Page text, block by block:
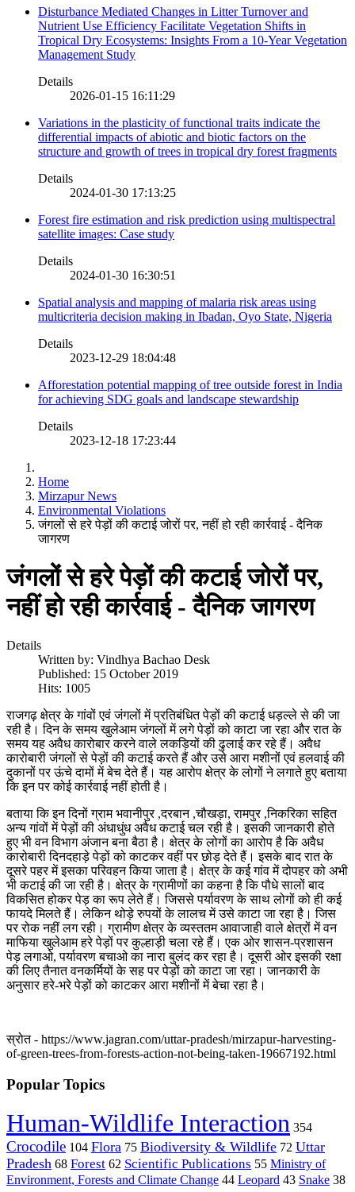
Disturbance Mediated Changes in Litter Turnover and
Nutrient Use Efficiency Facilitate Vegetation Shifts in
Tropical Dry Ecosystems: Insights From a 10-Year Vegetation
Management Study
Details
2026-01-15 16:11:29
Variations in the plasticity of functional traits indicate the
differential impacts of abiotic and biotic factors on the
structure and growth of trees in tropical dry forest fragments
Details
2024-01-30 17:13:25
Forest fire estimation and risk prediction using multispectral
satellite images: Case study
Details
2024-01-30 16:30:51
Spatial analysis and mapping of malaria risk areas using
multicriteria decision making in Ibadan, Oyo State, Nigeria
Details
2023-12-29 18:04:48
Afforestation potential mapping of tree outside forest in India
for achieving SDG goals and landscape stewardship
Details
2023-12-18 17:23:44
Home
Mirzapur News
Environmental Violations
जंगलों से हरे पेड़ों की कटाई जोरों पर, नहीं हो रही कार्रवाई - दैनिक
जागरण
जंगलों से हरे पेड़ों की कटाई जोरों पर,
नहीं हो रही कार्रवाई - दैनिक जागरण
Details
Written by: Vindhya Bachao Desk
Published: 15 October 2019
Hits: 1005
राजगढ़ क्षेत्र के गांवों एवं जंगलों में प्रतिबंधित पेड़ों की कटाई धड़ल्ले से की जा
रही है। दिन के समय खुलेआम जंगलों में लगे पेड़ों को काटा जा रहा और रात के
समय यह अवैध कारोबार करने वाले लकड़ियों की ढुलाई कर रहे हैं। अवैध
कारोबारी जंगलों से पेड़ों की कटाई करते हैं और उसे आरा मशीनों एवं हलवाई की
दुकानों पर ऊंचे दामों में बेच देते हैं। यह आरोप क्षेत्र के लोगों ने लगाते हुए बताया
कि इन पर कोई कार्रवाई नहीं होती है।
बताया कि इन दिनों ग्राम भवानीपुर ,दरबान ,चौखड़ा, रामपुर ,निकरिका सहित
अन्य गांवों में पेड़ों की अंधाधुंध अवैध कटाई चल रही है। इसकी जानकारी होते
हुए भी वन विभाग अंजान बना बैठा है। क्षेत्र के लोगों का आरोप है कि अवैध
कारोबारी दिनदहाड़े पेड़ों को काटकर वहीं पर छोड़ देते हैं। इसके बाद रात के
दूसरे पहर में इसका परिवहन किया जाता है। क्षेत्र के कई गांव में दोपहर को अभी
भी कटाई की जा रही है। क्षेत्र के ग्रामीणों का कहना है कि पौधे सालों बाद
विकसित होकर पेड़ का रूप लेते हैं। जिससे पर्यावरण के साथ लोगों को ही कई
फायदे मिलते हैं। लेकिन थोड़े रुपयों के लालच में उसे काटा जा रहा है। जिस
पर रोक नहीं लग रही। ग्रामीण क्षेत्र के व्यस्ततम आवाजाही वाले क्षेत्रों में वन
माफिया खुलेआम हरे पेड़ों पर कुल्हाड़ी चला रहे हैं। एक ओर शासन-प्रशासन
पेड़ लगाओ, पर्यावरण बचाओ का नारा बुलंद कर रहा है। दूसरी ओर इसकी रक्षा
की लिए तैनात वनकर्मियों के सह पर पेड़ों को काटा जा रहा। जानकारी के
अनुसार हरे-भरे पेड़ों को काटकर आरा मशीनों में बेचा रहा है।
स्रोत - https://www.jagran.com/uttar-pradesh/mirzapur-harvesting-
of-green-trees-from-forests-action-not-being-taken-19667192.html
Popular Topics
Human-Wildlife Interaction 354
Crocodile 104 Flora 75 Biodiversity & Wildlife 72 Uttar
Pradesh 68 Forest 62 Scientific Publications 55 Ministry of
Environment, Forests and Climate Change 44 Leopard 43 Snake 38